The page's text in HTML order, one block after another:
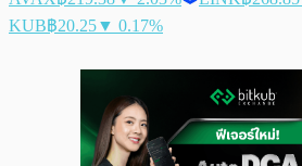
KUB฿20.25▼ 0.17%